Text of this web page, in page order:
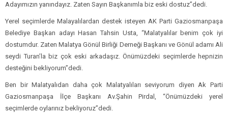
Adayımızın yanındayız. Zaten Sayın Başkanımla biz eski dostuz”dedi.
Yerel seçimlerde Malayalılardan destek isteyen AK Parti Gaziosmanpaşa
Belediye Başkan adayı Hasan Tahsin Usta, “Malatyalılar benim çok iyi
dostumdur. Zaten Malatya Gönül Birliği Derneği Başkanı ve Gönül adamı Ali
seydi Turan’la biz çok eski arkadaşız. Önümüzdeki seçimlerde hepnizin
desteğini bekliyorum”dedi.
Ben bir Malatyalıdan daha çok Malatyalıları seviyorum diyen Ak Parti
Gaziosmanpaşa İlçe Başkanı Av.Şahin Pirdal, “Önümüzdeki yerel
seçimlerde oylarınız bekliyoruz”dedi.